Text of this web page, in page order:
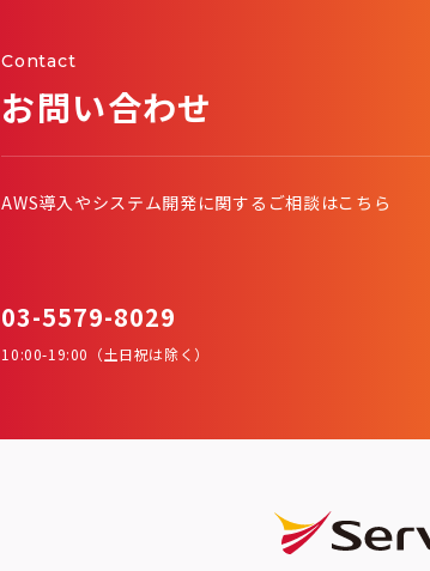
Contact
お問い合わせ
AWS導入やシステム開発に関する ご相談はこちら
03-5579-8029
10:00-19:00（土日祝は除く）